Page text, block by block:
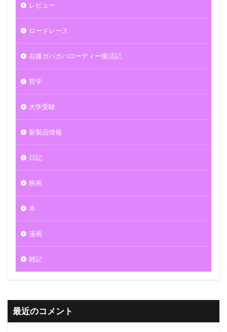
レビュー
ロードレース
右膝ガバガバローディー復活記
哲学
大学受験
新製品情報
日記
映画
本
漫画
雑記
最近のコメント